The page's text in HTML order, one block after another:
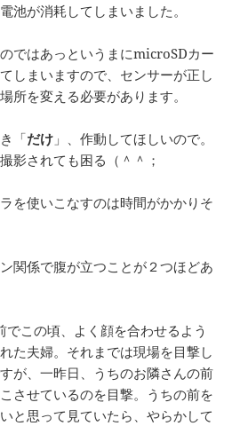
池が消耗してしまいました。
ではあっというまにmicroSDカー
しまいますので、センサーが正し
所を変える必要があります。
「だけ 」、作動してほしいので。
影されても困る（＾＾；
を使いこなすのは時間がかかりそ
関係で腹が立つことが２つほどあ
でこの頃、よく顔を合わせるよう
た夫婦。それまでは現場を目撃し
が、一昨日、うちのお隣さんの前
させているのを目撃。うちの前を
と思って見ていたら、やらかして